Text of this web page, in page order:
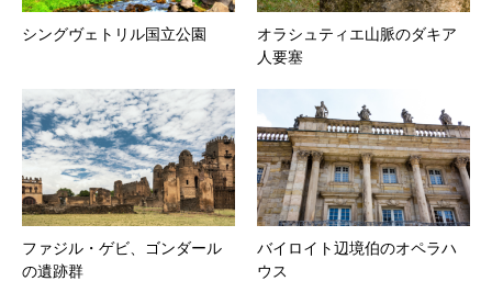
シングヴェトリル国立公園
オラシュティエ山脈のダキア
人要塞
ファジル・ゲビ、ゴンダール
の遺跡群
バイロイト辺境伯のオペラハ
ウス